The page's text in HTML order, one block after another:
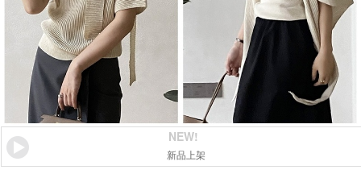
NEW!
新品上架